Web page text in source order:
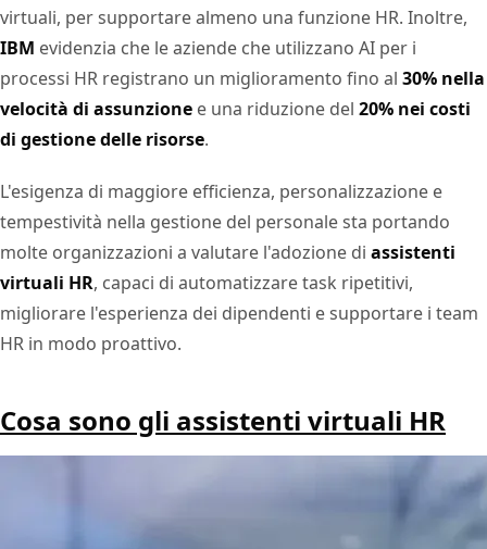
virtuali, per supportare almeno una funzione HR. Inoltre,
IBM evidenzia che le aziende che utilizzano AI per i
processi HR registrano un miglioramento fino al 30% nella
velocità di assunzione e una riduzione del 20% nei costi
di gestione delle risorse.
L'esigenza di maggiore efficienza, personalizzazione e
tempestività nella gestione del personale sta portando
molte organizzazioni a valutare l'adozione di assistenti
virtuali HR, capaci di automatizzare task ripetitivi,
migliorare l'esperienza dei dipendenti e supportare i team
HR in modo proattivo.
Cosa sono gli assistenti virtuali HR